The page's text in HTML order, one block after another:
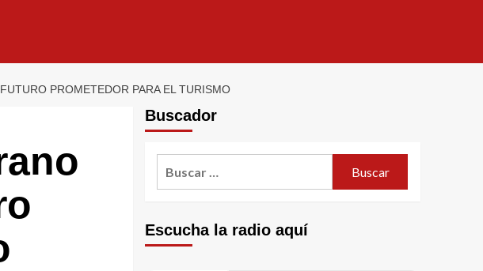
PROMETEDOR PARA EL TURISMO
Buscador
Escucha la radio aquí